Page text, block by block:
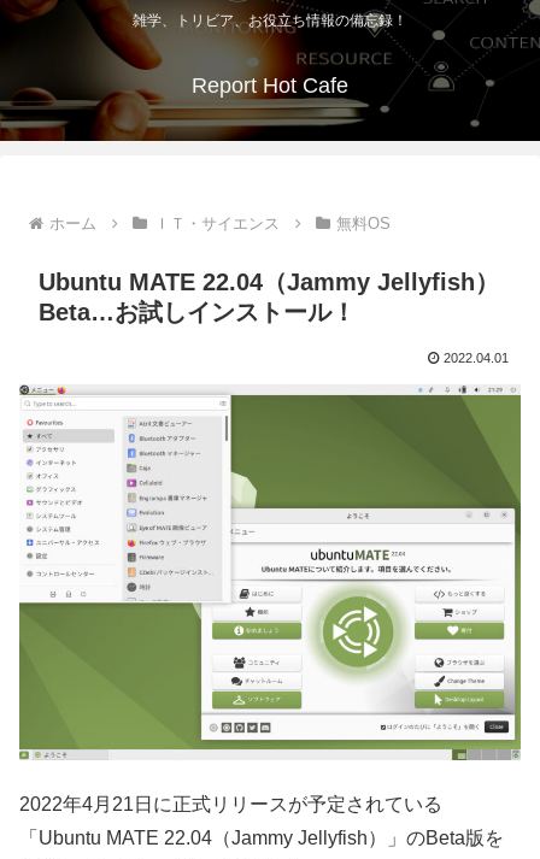
雑学、トリビア、お役立ち情報の備忘録！
Report Hot Cafe
ホーム ＩＴ・サイエンス 無料OS
Ubuntu MATE 22.04（Jammy Jellyfish）
Beta…お試しインストール！
2022.04.01
2022年4月21日に正式リリースが予定されている
「Ubuntu MATE 22.04（Jammy Jellyfish）」のBeta版を